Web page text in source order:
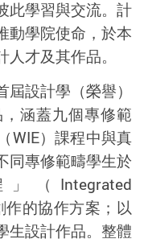
此學習與交流。計
動學院使命，於本
才及其作品。
設計學（榮譽）
涵蓋九個專修範
WIE）課程中與真
同專修範疇學生於
」（ Integrated
作的協作方案；以
生設計作品。整體